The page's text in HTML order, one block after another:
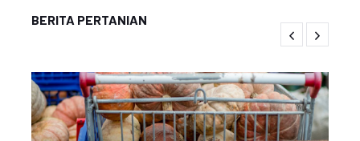
BERITA PERTANIAN